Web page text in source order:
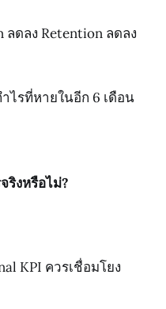
ดลง Retention ลดลง
รที่หายในอีก 6 เดือน
งหรือไม่?
KPI ควรเชื่อมโยง